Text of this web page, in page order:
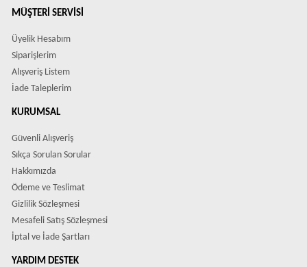
MÜŞTERI SERVISI
Üyelik Hesabım
Siparişlerim
Alışveriş Listem
İade Taleplerim
KURUMSAL
Güvenli Alışveriş
Sıkça Sorulan Sorular
Hakkımızda
Ödeme ve Teslimat
Gizlilik Sözleşmesi
Mesafeli Satış Sözleşmesi
İptal ve İade Şartları
YARDIM DESTEK